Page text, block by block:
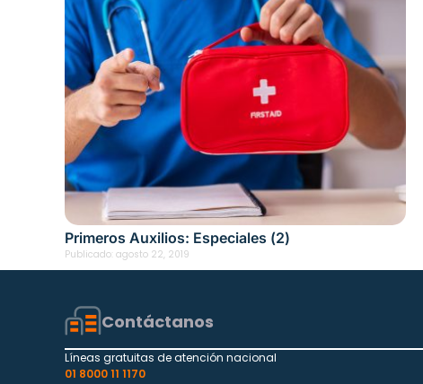
Primeros Auxilios: Especiales (2)
Publicado: agosto 22, 2019
Contáctanos
Líneas gratuitas de atención nacional
01 8000 11 1170